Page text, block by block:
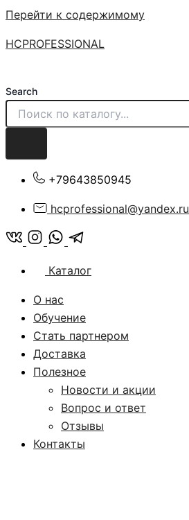
Перейти к содержимому
HCPROFESSIONAL
Search
+79643850945
hcprofessional@yandex.ru
Каталог
О нас
Обучение
Стать партнером
Доставка
Полезное
Новости и акции
Вопрос и ответ
Отзывы
Контакты